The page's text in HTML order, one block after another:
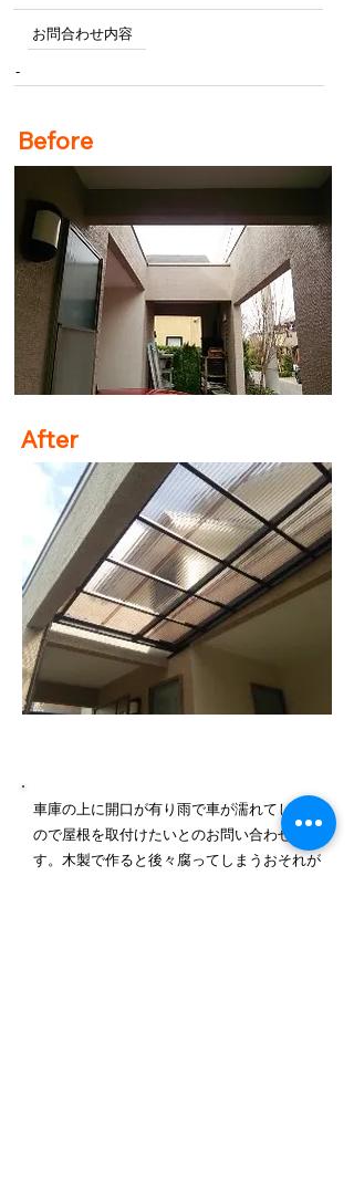
お問合わせ内容
-
Before
After
車庫の上に開口が有り雨で車が濡れてしまう
ので屋根を取付けたいとのお問い合わせで
す。木製で作ると後々腐ってしまうおそれが